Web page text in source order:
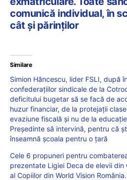
comunică individual, în
cât și părinților
Similare
Simion Hăncescu, lider FSLI, după
confederațiilor sindicale de la
deficitului bugetar să se facă de
huzur financiar, de la protejații
evaziune fiscală și nu de la
Președinte să intervină, pentru că
înseamnă școala pentru o țară
Cele 6 propuneri pentru
prezentate Ligiei Deca de elevii din
al Copiilor din World Vision